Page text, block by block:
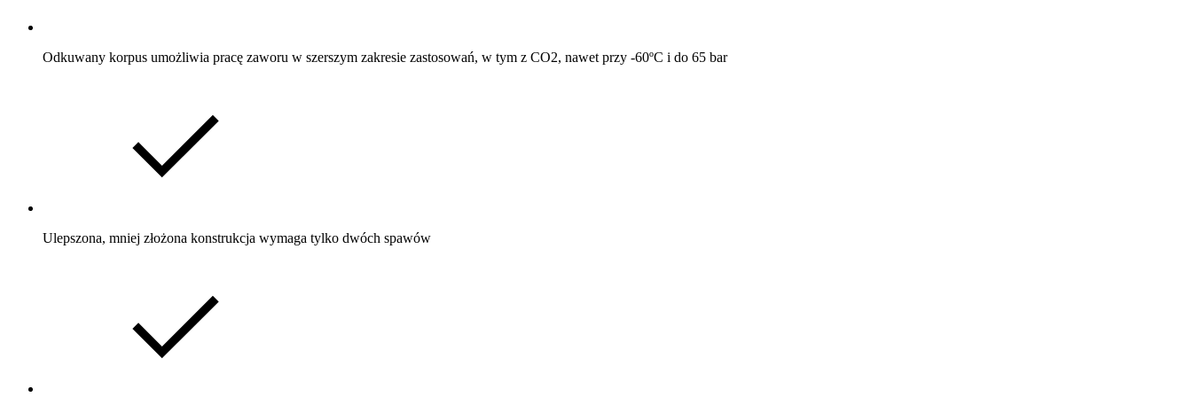
Odkuwany korpus umożliwia pracę zaworu w szerszym zakresie zastosowań, w tym z CO2, nawet przy -60ºC i do 65 bar
Ulepszona, mniej złożona konstrukcja wymaga tylko dwóch spawów